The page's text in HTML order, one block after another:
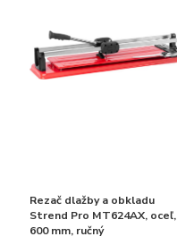
Rezač dlažby a obkladu
Strend Pro MT624AX, oceľ,
600 mm, ručný